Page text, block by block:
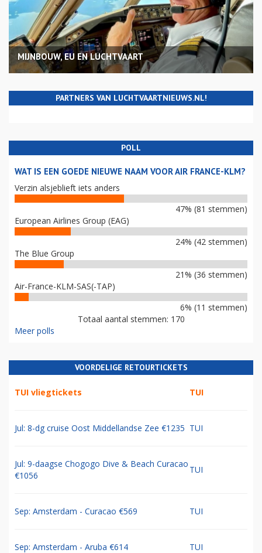
MIJNBOUW, EU EN LUCHTVAART
PARTNERS VAN LUCHTVAARTNIEUWS.NL!
POLL
WAT IS EEN GOEDE NIEUWE NAAM VOOR AIR FRANCE-KLM?
Verzin alsjeblieft iets anders
47% (81 stemmen)
European Airlines Group (EAG)
24% (42 stemmen)
The Blue Group
21% (36 stemmen)
Air-France-KLM-SAS(-TAP)
6% (11 stemmen)
Totaal aantal stemmen: 170
Meer polls
VOORDELIGE RETOURTICKETS
TUI vliegtickets TUI
Jul: 8-dg cruise Oost Middellandse Zee €1235 TUI
Jul: 9-daagse Chogogo Dive & Beach Curacao
€1056
TUI
Sep: Amsterdam - Curacao €569 TUI
Sep: Amsterdam - Aruba €614 TUI